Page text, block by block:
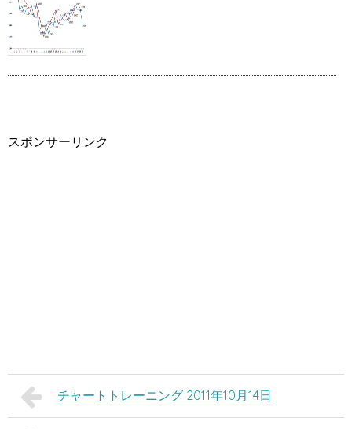
スポンサーリンク
チャートトレーニング 2011年10月14日